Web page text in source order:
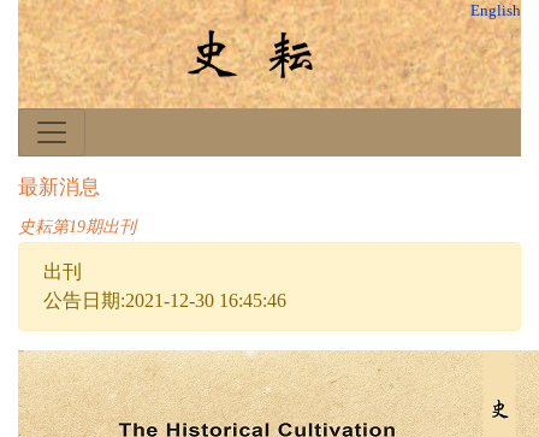
English
最新消息
史耘第19期出刊
出刊
公告日期:2021-12-30 16:45:46